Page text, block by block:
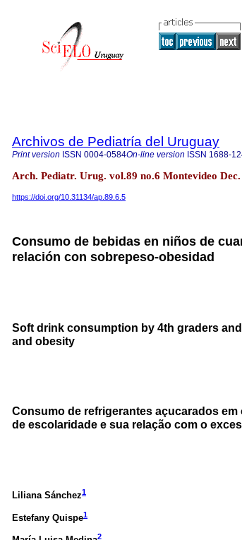
Archivos de Pediatría del Uruguay
Print version ISSN 0004-0584On-line version ISSN 1688-
Arch. Pediatr. Urug. vol.89 no.6 Montevideo Dec.
https://doi.org/10.31134/ap.89.6.5
Consumo de bebidas en niños de
relación con sobrepeso-obesidad
Soft drink consumption by 4th graders
and obesity
Consumo de refrigerantes açucarados
de escolaridade e sua relação com o
Liliana Sánchez1
Estefany Quispe1
2